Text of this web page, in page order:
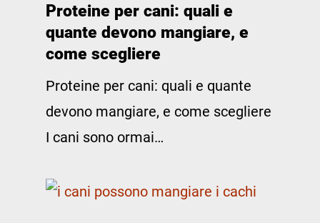
Proteine per cani: quali e
quante devono mangiare, e
come scegliere
Proteine per cani: quali e quante
devono mangiare, e come scegliere
I cani sono ormai…